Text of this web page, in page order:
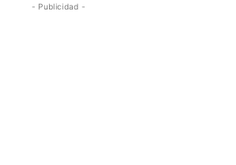
- Publicidad -